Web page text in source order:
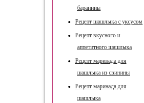
баранины
Рецепт шашлыка с уксусом
Рецепт вкусного и
аппетитного шашлыка
Рецепт маринада для
шашлыка из свинины
Рецепт маринада для
шашлыка